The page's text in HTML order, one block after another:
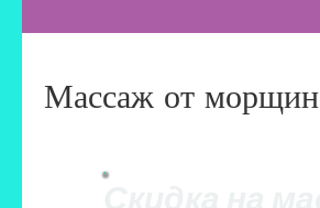
Массаж от морщин